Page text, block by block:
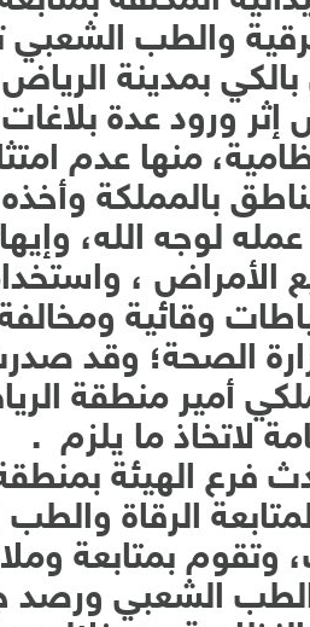
والطب
بالكي بمدينة
ورود عدة بلاغات
منها عدم
بالمملكة وأخذه
عمله لوجه الله،
الأمراض ،
وقائية
الصحة؛ وقد
أمير منطقة
لاتخاذ ما يلزم .
فرع الهيئة
لمتابعة الرقاة
وتقوم بمتابعة
الشعبي ورصد